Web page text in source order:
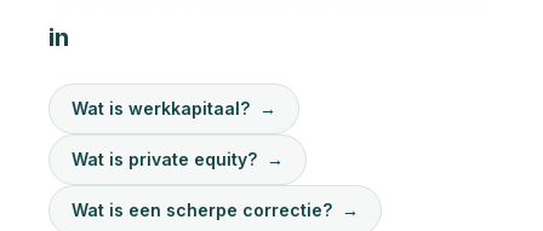
in
Wat is werkkapitaal? →
Wat is private equity? →
Wat is een scherpe correctie? →